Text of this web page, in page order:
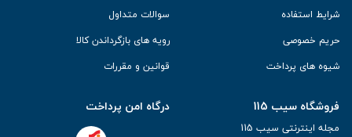
شرایط استفاده
حریم خصوصی
شیوه های پرداخت
سوالات متداول
رویه های بازگرداندن کالا
قوانین و مقررات
فروشگاه سیب 115
مجله اینترنتی سیب 115
درگاه امن پرداخت